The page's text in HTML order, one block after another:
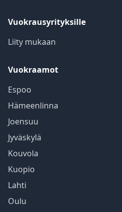
Vuokrausyrityksille
Liity mukaan
Vuokraamot
Espoo
Hämeenlinna
Joensuu
Jyväskylä
Kouvola
Kuopio
Lahti
Oulu